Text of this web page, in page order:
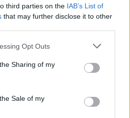
third parties on the IAB’s List of
that may further disclose it to other
Opt Outs
Sharing of my
Sale of my